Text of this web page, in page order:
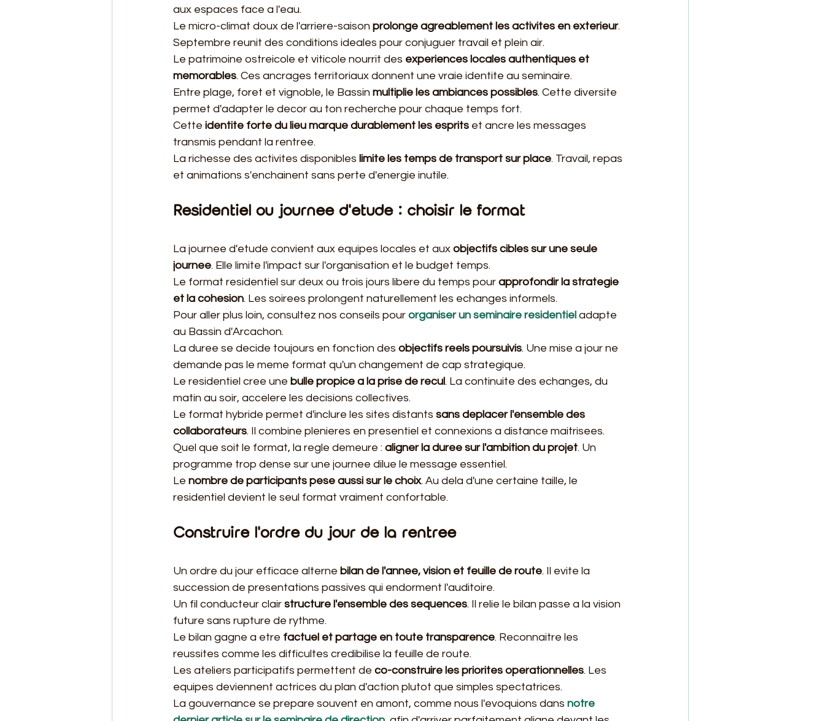
aux espaces face a l'eau.
Le micro-climat doux de l'arriere-saison prolonge agreablement les activites en exterieur.
Septembre reunit des conditions ideales pour conjuguer travail et plein air.
Le patrimoine ostreicole et viticole nourrit des experiences locales authentiques et
memorables. Ces ancrages territoriaux donnent une vraie identite au seminaire.
Entre plage, foret et vignoble, le Bassin multiplie les ambiances possibles. Cette diversite
permet d'adapter le decor au ton recherche pour chaque temps fort.
Cette identite forte du lieu marque durablement les esprits et ancre les messages
transmis pendant la rentree.
La richesse des activites disponibles limite les temps de transport sur place. Travail, repas
et animations s'enchainent sans perte d'energie inutile.
Residentiel ou journee d'etude : choisir le format
La journee d'etude convient aux equipes locales et aux objectifs cibles sur une seule
journee. Elle limite l'impact sur l'organisation et le budget temps.
Le format residentiel sur deux ou trois jours libere du temps pour approfondir la strategie
et la cohesion. Les soirees prolongent naturellement les echanges informels.
Pour aller plus loin, consultez nos conseils pour organiser un seminaire residentiel adapte
au Bassin d'Arcachon.
La duree se decide toujours en fonction des objectifs reels poursuivis. Une mise a jour ne
demande pas le meme format qu'un changement de cap strategique.
Le residentiel cree une bulle propice a la prise de recul. La continuite des echanges, du
matin au soir, accelere les decisions collectives.
Le format hybride permet d'inclure les sites distants sans deplacer l'ensemble des
collaborateurs. Il combine plenieres en presentiel et connexions a distance maitrisees.
Quel que soit le format, la regle demeure : aligner la duree sur l'ambition du projet. Un
programme trop dense sur une journee dilue le message essentiel.
Le nombre de participants pese aussi sur le choix. Au dela d'une certaine taille, le
residentiel devient le seul format vraiment confortable.
Construire l'ordre du jour de la rentree
Un ordre du jour efficace alterne bilan de l'annee, vision et feuille de route. Il evite la
succession de presentations passives qui endorment l'auditoire.
Un fil conducteur clair structure l'ensemble des sequences. Il relie le bilan passe a la vision
future sans rupture de rythme.
Le bilan gagne a etre factuel et partage en toute transparence. Reconnaitre les
reussites comme les difficultes credibilise la feuille de route.
Les ateliers participatifs permettent de co-construire les priorites operationnelles. Les
equipes deviennent actrices du plan d'action plutot que simples spectatrices.
La gouvernance se prepare souvent en amont, comme nous l'evoquions dans notre